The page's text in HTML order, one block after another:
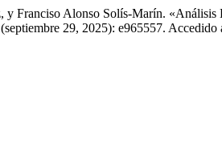
Franciso Alonso Solís-Marín.
29, 2025): e965557. Accedido